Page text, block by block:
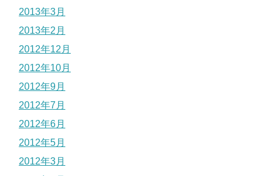
2013年3月
2013年2月
2012年12月
2012年10月
2012年9月
2012年7月
2012年6月
2012年5月
2012年3月